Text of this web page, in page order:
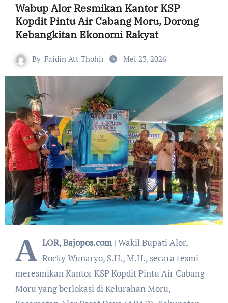
Wabup Alor Resmikan Kantor KSP
Kopdit Pintu Air Cabang Moru, Dorong
Kebangkitan Ekonomi Rakyat
By Faidin Att Thohir Mei 23, 2026
A LOR, Bajopos.com | Wakil Bupati Alor,
Rocky Wunaryo, S.H., M.H., secara resmi
meresmikan Kantor KSP Kopdit Pintu Air Cabang
Moru yang berlokasi di Kelurahan Moru,